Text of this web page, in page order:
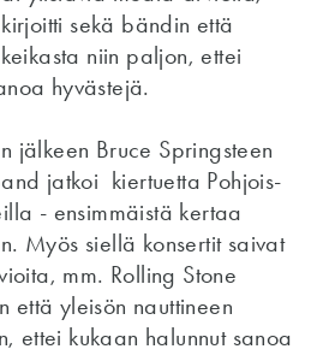
sekä bändin että
niin paljon, ettei
hyvästejä.
jälkeen Bruce Springsteen
jatkoi kiertuetta Pohjois-
- ensimmäistä kertaa
Myös siellä konsertit saivat
mm. Rolling Stone
että yleisön nauttineen
ettei kukaan halunnut sanoa